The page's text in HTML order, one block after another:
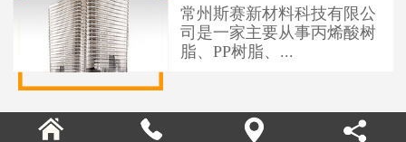
常州斯赛新材料科技有限公
司是一家主要从事丙烯酸树
脂、PP树脂、...